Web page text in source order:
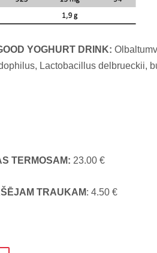
YOGHURT DRINK:
Lactobacillus delbrueckii,
TERMOSAM: 23.00 €
TRAUKAM: 4.50 €